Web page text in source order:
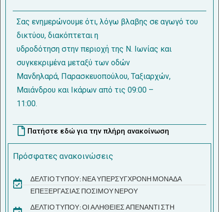
Σας ενημερώνουμε ότι, λόγω βλαβης σε αγωγό του
δικτύου, διακόπτεται η
υδροδότηση στην περιοχή της Ν. Ιωνίας και
συγκεκριμένα μεταξύ των οδών
Μανδηλαρά, Παρασκευοπούλου, Ταξιαρχών,
Μαιάνδρου και Ικάρων από τις 09:00 –
11:00.
Πατήστε εδώ για την πλήρη ανακοίνωση
Πρόσφατες ανακοινώσεις
ΔΕΛΤΙΟ ΤΥΠΟΥ: ΝΕΑ ΥΠΕΡΣΥΓΧΡΟΝΗ ΜΟΝΑΔΑ
ΕΠΕΞΕΡΓΑΣΙΑΣ ΠΟΣΙΜΟΥ ΝΕΡΟΥ
ΔΕΛΤΙΟ ΤΥΠΟΥ: ΟΙ ΑΛΗΘΕΙΕΣ ΑΠΕΝΑΝΤΙ ΣΤΗ